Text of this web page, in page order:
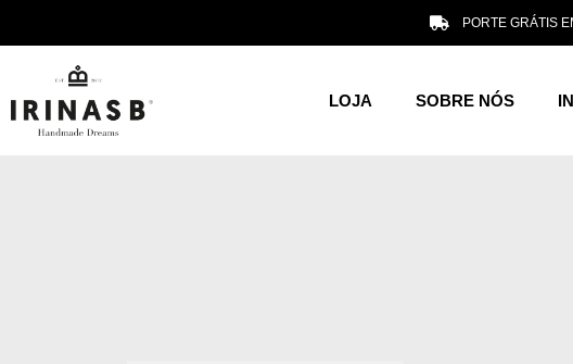
PORTE GRÁTIS
LOJA SOBRE NÓS